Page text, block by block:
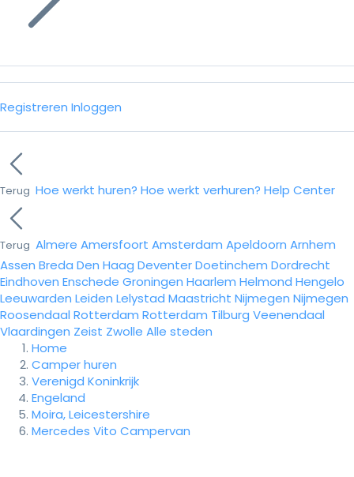
Registreren Inloggen
Terug Hoe werkt huren? Hoe werkt verhuren? Help Center
Terug Almere Amersfoort Amsterdam Apeldoorn Arnhem
Assen Breda Den Haag DeventerDoetinchem Dordrecht
Eindhoven Enschede Groningen Haarlem Helmond Hengelo
Leeuwarden Leiden Lelystad Maastricht Nijmegen Nijmegen
Roosendaal Rotterdam Rotterdam Tilburg Veenendaal
Vlaardingen Zeist Zwolle Alle steden
Home
Camper huren
Verenigd Koninkrijk
Engeland
Moira, Leicestershire
Mercedes Vito Campervan